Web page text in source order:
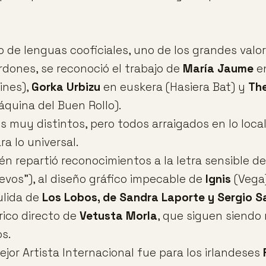
de lenguas cooficiales, uno de los grandes
se reconoció el trabajo de María Jaume
Gorka Urbizu en euskera (Hasiera Bat) y
del Buen Rollo).
muy distintos, pero todos arraigados en lo
lo universal.
repartió reconocimientos a la letra sensible
al diseño gráfico impecable de Ignis
de Los Lobos, de Sandra Laporte y Sergio
directo de Vetusta Morla, que siguen
Artista Internacional fue para los irlandeses